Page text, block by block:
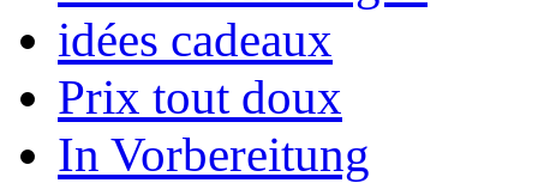
idées cadeaux
Prix tout doux
In Vorbereitung